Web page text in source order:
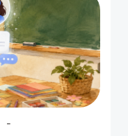
-